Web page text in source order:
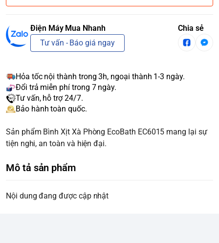
Điện Máy Mua Nhanh
Tư vấn - Báo giá ngay
Chia sẻ
Hỏa tốc nội thành trong 3h, ngoại thành 1-3 ngày.
Đổi trả miễn phí trong 7 ngày.
Tư vấn, hỗ trợ 24/7.
Bảo hành toàn quốc.
Sản phẩm Bình Xịt Xà Phòng EcoBath EC6015 mang lại sự
tiện nghi, an toàn và hiện đại.
Mô tả sản phẩm
Nội dung đang được cập nhật